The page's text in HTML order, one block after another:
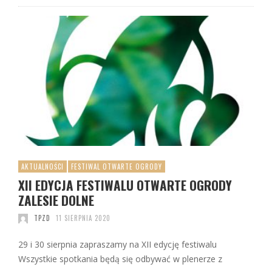
AKTUALNOŚCI FESTIWAL OTWARTE OGRODY
XII EDYCJA FESTIWALU OTWARTE OGRODY
ZALESIE DOLNE
TPZD 11 SIERPNIA 2020
29 i 30 sierpnia zapraszamy na XII edycję festiwalu
Wszystkie spotkania będą się odbywać w plenerze z